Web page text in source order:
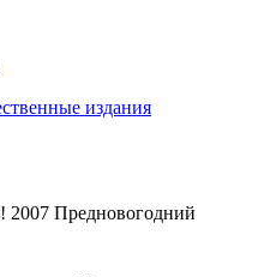
издания
Предновогодний